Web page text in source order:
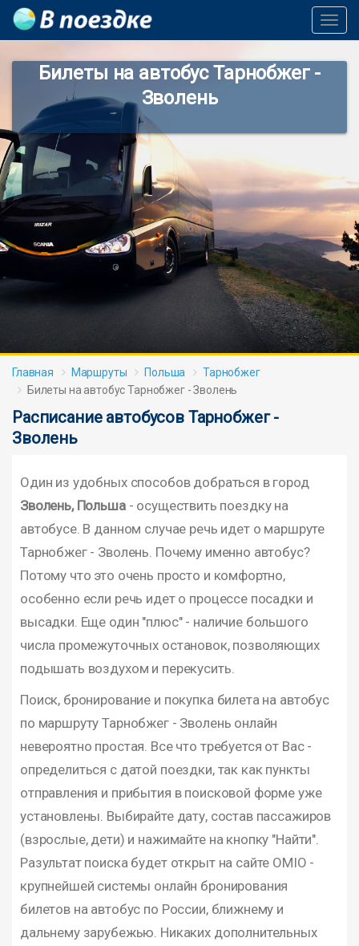
Билеты на автобус Тарнобжег -
Зволень
Главная Маршруты Польша
Тарнобжег
Билеты на автобус Тарнобжег - Зволень
Расписание автобусов Тарнобжег -
Зволень
Один из удобных способов добраться в город
Зволень, Польша- осуществить поездку на
автобусе. В данном случае речь идет о маршруте
Тарнобжег - Зволень. Почему именно автобус?
Потому что это очень просто и комфортно,
особенно если речь идет о процессе посадки и
высадки. Еще один "плюс" - наличие большого
числа промежуточных остановок, позволяющих
подышать воздухом и перекусить.
Поиск, бронирование и покупка билета на автобус
по маршруту Тарнобжег - Зволень онлайн
невероятно простая. Все что требуется от Вас -
определиться с датой поездки, так как пункты
отправления и прибытия в поисковой форме уже
установлены. Выбирайте дату, состав пассажиров
(взрослые, дети) и нажимайте на кнопку "Найти".
Разультат поиска будет открыт на сайте OMIO -
крупнейшей системы онлайн бронирования
билетов на автобус по России, ближнему и
дальнему зарубежью. Никаких дополнительных